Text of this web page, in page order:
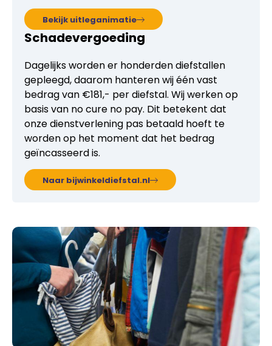
Bekijk uitleganimatie
Schadevergoeding
Dagelijks worden er honderden diefstallen
gepleegd, daarom hanteren wij één vast
bedrag van €181,- per diefstal. Wij werken op
basis van no cure no pay. Dit betekent dat
onze dienstverlening pas betaald hoeft te
worden op het moment dat het bedrag
geïncasseerd is.
Naar bijwinkeldiefstal.nl